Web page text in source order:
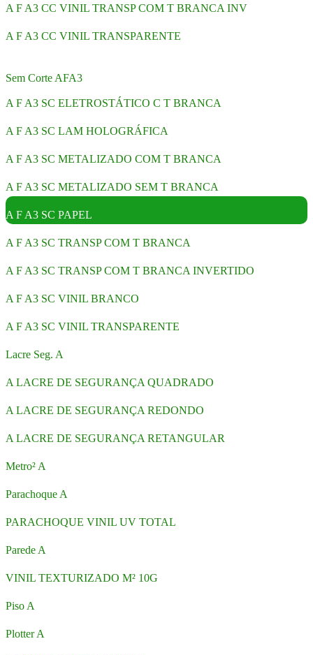
A F A3 CC VINIL TRANSP COM T BRANCA INV
A F A3 CC VINIL TRANSPARENTE
Sem Corte AFA3
A F A3 SC ELETROSTÁTICO C T BRANCA
A F A3 SC LAM HOLOGRÁFICA
A F A3 SC METALIZADO COM T BRANCA
A F A3 SC METALIZADO SEM T BRANCA
A F A3 SC PAPEL
A F A3 SC TRANSP COM T BRANCA
A F A3 SC TRANSP COM T BRANCA INVERTIDO
A F A3 SC VINIL BRANCO
A F A3 SC VINIL TRANSPARENTE
Lacre Seg. A
A LACRE DE SEGURANÇA QUADRADO
A LACRE DE SEGURANÇA REDONDO
A LACRE DE SEGURANÇA RETANGULAR
Metro² A
Parachoque A
PARACHOQUE VINIL UV TOTAL
Parede A
VINIL TEXTURIZADO M² 10G
Piso A
Plotter A